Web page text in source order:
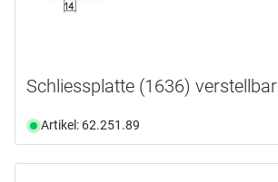
Schliessplatte (1636) verstellbar
Artikel: 62.251.89